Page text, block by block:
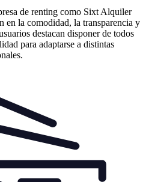
de renting como Sixt Alquiler
en la comodidad, la transparencia y
destacan disponer de todos
para adaptarse a distintas